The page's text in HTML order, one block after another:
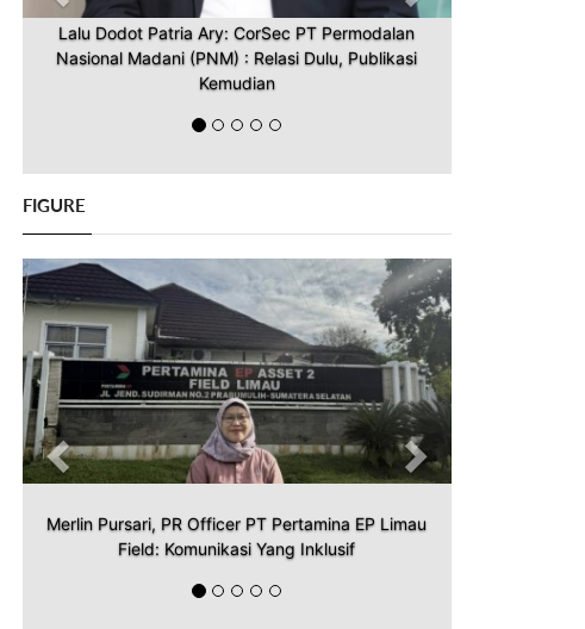
Lalu Dodot Patria Ary: CorSec PT Permodalan
Nasional Madani (PNM) : Relasi Dulu, Publikasi
Kemudian
FIGURE
Merlin Pursari, PR Officer PT Pertamina EP Limau
Field: Komunikasi Yang Inklusif
Previous Next